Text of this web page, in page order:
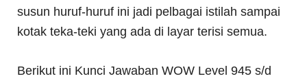
susun huruf-huruf ini jadi pelbagai istilah sampai
kotak teka-teki yang ada di layar terisi semua.
Berikut ini Kunci Jawaban WOW Level 945 s/d